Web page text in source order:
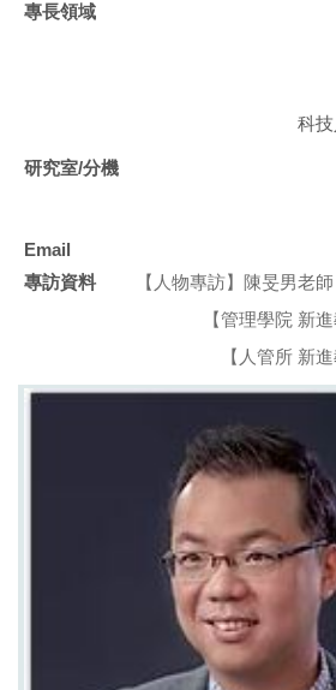
科
【人物專訪】 陳旻男老
【管理學院 新
【人管所 新